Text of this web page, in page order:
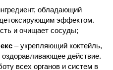
обладающий
эффектом.
и очищает сосуды;
– укрепляющий коктейль,
действие.
всех органов и систем в